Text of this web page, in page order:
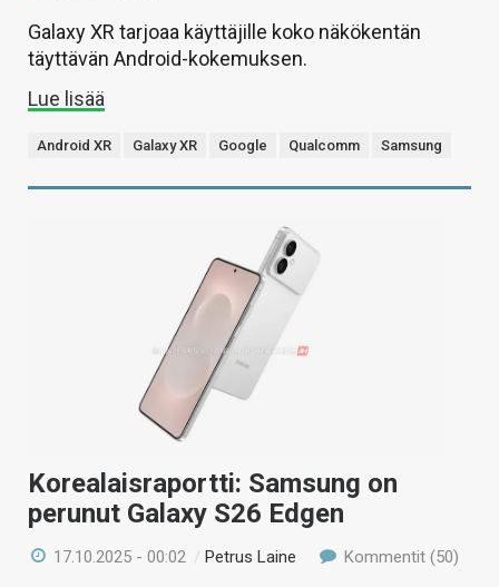
Galaxy XR tarjoaa käyttäjille koko näkökentän
täyttävän Android-kokemuksen.
Lue lisää
Android XR Galaxy XR Google Qualcomm Samsung
Korealaisraportti: Samsung on
perunut Galaxy S26 Edgen
17.10.2025 - 00:02 /Petrus Laine Kommentit (50)